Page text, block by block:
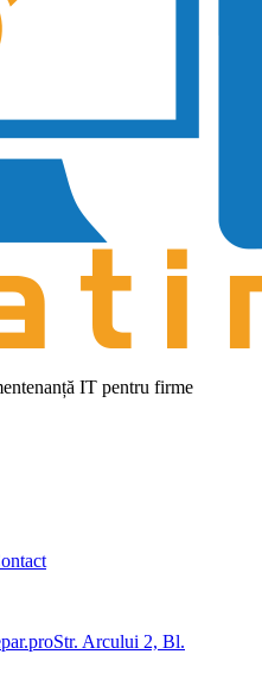
IT pentru firme
Str. Arcului 2, Bl.